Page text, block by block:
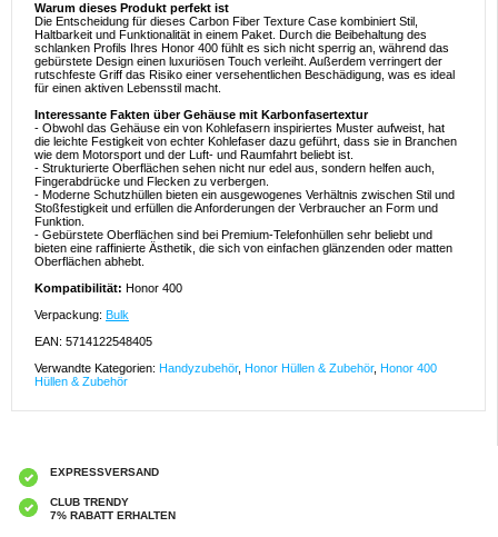
Warum dieses Produkt perfekt ist
Die Entscheidung für dieses Carbon Fiber Texture Case kombiniert Stil,
Haltbarkeit und Funktionalität in einem Paket. Durch die Beibehaltung des
schlanken Profils Ihres Honor 400 fühlt es sich nicht sperrig an, während das
gebürstete Design einen luxuriösen Touch verleiht. Außerdem verringert der
rutschfeste Griff das Risiko einer versehentlichen Beschädigung, was es ideal
für einen aktiven Lebensstil macht.
Interessante Fakten über Gehäuse mit Karbonfasertextur
- Obwohl das Gehäuse ein von Kohlefasern inspiriertes Muster aufweist, hat
die leichte Festigkeit von echter Kohlefaser dazu geführt, dass sie in Branchen
wie dem Motorsport und der Luft- und Raumfahrt beliebt ist.
- Strukturierte Oberflächen sehen nicht nur edel aus, sondern helfen auch,
Fingerabdrücke und Flecken zu verbergen.
- Moderne Schutzhüllen bieten ein ausgewogenes Verhältnis zwischen Stil und
Stoßfestigkeit und erfüllen die Anforderungen der Verbraucher an Form und
Funktion.
- Gebürstete Oberflächen sind bei Premium-Telefonhüllen sehr beliebt und
bieten eine raffinierte Ästhetik, die sich von einfachen glänzenden oder matten
Oberflächen abhebt.
Kompatibilität: Honor 400
Verpackung: Bulk
EAN: 5714122548405
Verwandte Kategorien: Handyzubehör, Honor Hüllen & Zubehör, Honor 400
Hüllen & Zubehör
EXPRESSVERSAND
CLUB TRENDY
7% RABATT ERHALTEN